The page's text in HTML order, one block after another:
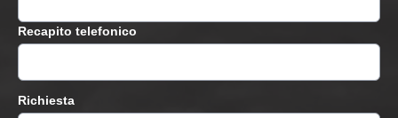
Recapito telefonico
Richiesta